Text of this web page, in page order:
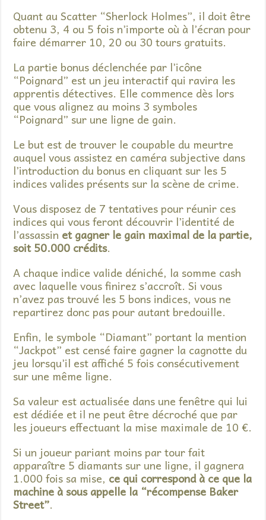
Quant au Scatter “Sherlock Holmes”, il doit être
obtenu 3, 4 ou 5 fois n’importe où à l’écran pour
faire démarrer 10, 20 ou 30 tours gratuits.
La partie bonus déclenchée par l’icône
“Poignard” est un jeu interactif qui ravira les
apprentis détectives. Elle commence dès lors
que vous alignez au moins 3 symboles
“Poignard” sur une ligne de gain.
Le but est de trouver le coupable du meurtre
auquel vous assistez en caméra subjective dans
l’introduction du bonus en cliquant sur les 5
indices valides présents sur la scène de crime.
Vous disposez de 7 tentatives pour réunir ces
indices qui vous feront découvrir l’identité de
l’assassin et gagner le gain maximal de la partie,
soit 50.000 crédits.
A chaque indice valide déniché, la somme cash
avec laquelle vous finirez s’accroît. Si vous
n’avez pas trouvé les 5 bons indices, vous ne
repartirez donc pas pour autant bredouille.
Enfin, le symbole “Diamant” portant la mention
“Jackpot” est censé faire gagner la cagnotte du
jeu lorsqu’il est affiché 5 fois consécutivement
sur une même ligne.
Sa valeur est actualisée dans une fenêtre qui lui
est dédiée et il ne peut être décroché que par
les joueurs effectuant la mise maximale de 10 €.
Si un joueur pariant moins par tour fait
apparaître 5 diamants sur une ligne, il gagnera
1.000 fois sa mise, ce qui correspond à ce que la
machine à sous appelle la “récompense Baker
Street”.